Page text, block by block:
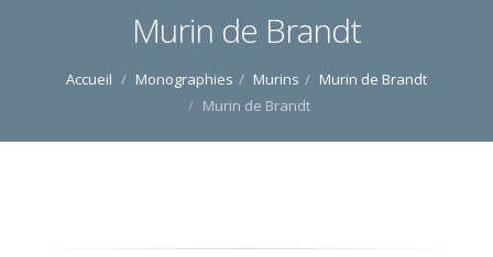
Murin de Brandt
Accueil Monographies Murins
Murin de Brandt
Murin de Brandt